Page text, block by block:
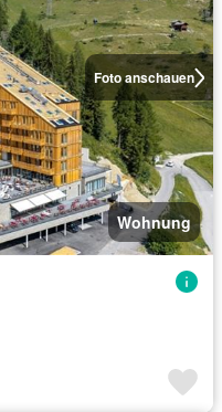
Foto anschauen
Wohnung